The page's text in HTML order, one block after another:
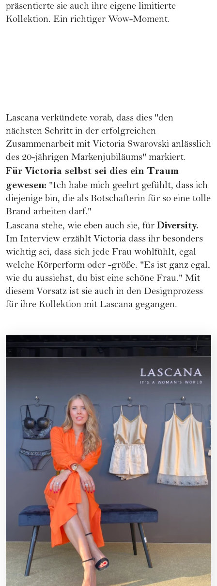
präsentierte sie auch ihre eigene limitierte
Kollektion. Ein richtiger Wow-Moment.
Lascana verkündete vorab, dass dies "den
nächsten Schritt in der erfolgreichen
Zusammenarbeit mit Victoria Swarovski anlässlich
des 20-jährigen Markenjubiläums" markiert.
Für Victoria selbst sei dies ein Traum
gewesen: "Ich habe mich geehrt gefühlt, dass ich
diejenige bin, die als Botschafterin für so eine tolle
Brand arbeiten darf."
Lascana stehe, wie eben auch sie, fürDiversity.
Im Interview erzählt Victoria dass ihr besonders
wichtig sei, dass sich jede Frau wohlfühlt, egal
welche Körperform oder -größe. "Es ist ganz egal,
wie du aussiehst, du bist eine schöne Frau." Mit
diesem Vorsatz ist sie auch in den Designprozess
für ihre Kollektion mit Lascana gegangen.